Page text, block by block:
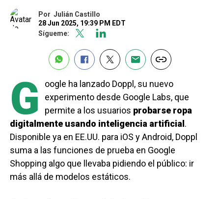
Por Julián Castillo
28 Jun 2025, 19:39 PM EDT
Sígueme:
G
oogle ha lanzado Doppl, su nuevo
experimento desde Google Labs, que
permite a los usuarios probarse ropa
digitalmente usando inteligencia artificial .
Disponible ya en EE.UU. para iOS y Android, Doppl
suma a las funciones de prueba en Google
Shopping algo que llevaba pidiendo el público: ir
más allá de modelos estáticos.